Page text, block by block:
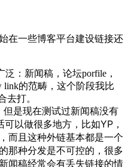
在一些博客平台建设链接还
：新闻稿，论坛porfile，
link的范畴，这个阶段我比
去打。
但是现在测试过新闻稿没有
以做很多地方，比如YP，
，而且这种外链基本都是一个
那种分发是不可控的，很多
闻稿经常会有丢失链接的情